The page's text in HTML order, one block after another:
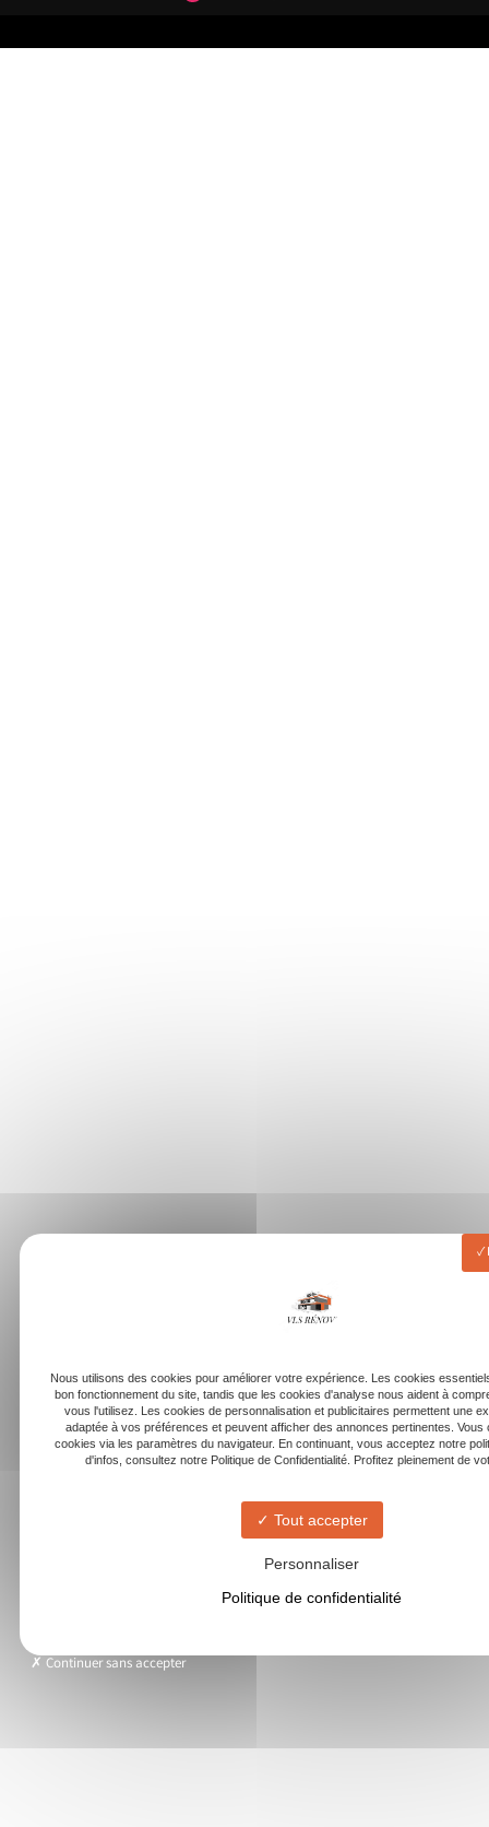
Nous utilisons des cookies pour améliorer votre expérience. Les cookies
bon fonctionnement du site, tandis que les cookies d'analyse nous aident à
vous l'utilisez. Les cookies de personnalisation et publicitaires permettent une
adaptée à vos préférences et peuvent afficher des annonces pertinentes. Vous
cookies via les paramètres du navigateur. En continuant, vous acceptez notre
d'infos, consultez notre Politique de Confidentialité. Profitez pleinement de
Tout accepter
Personnaliser
Politique de confidentialité
Continuer sans accepter